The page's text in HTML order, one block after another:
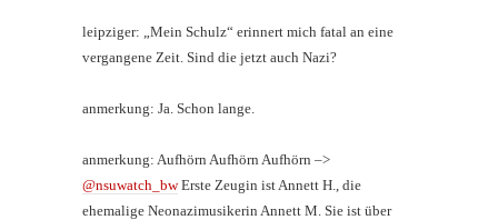
leipziger: „Mein Schulz“ erinnert mich fatal an eine
vergangene Zeit. Sind die jetzt auch Nazi?
anmerkung: Ja. Schon lange.
anmerkung: Aufhörn Aufhörn Aufhörn –>
@nsuwatch_bwErste Zeugin ist Annett H., die
ehemalige Neonazimusikerin Annett M. Sie ist über